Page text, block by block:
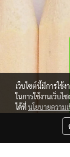
เว็บไซต์นี้มีการใช้
ในการใช้งานเว็บ
ได้ที่นโยบายความ